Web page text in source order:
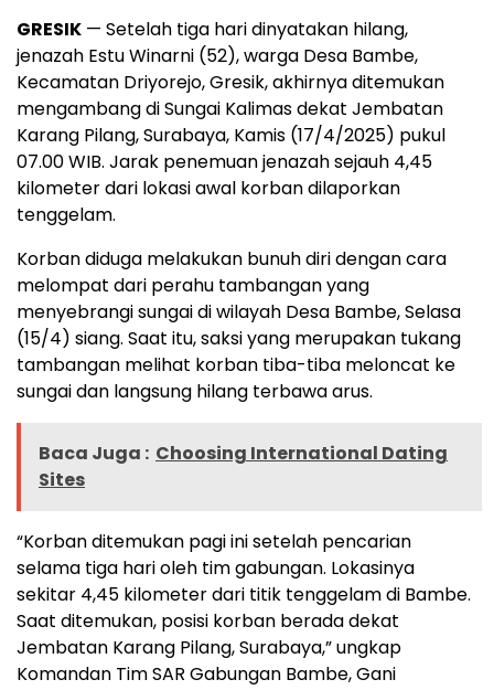
GRESIK — Setelah tiga hari dinyatakan hilang,
jenazah Estu Winarni (52), warga Desa Bambe,
Kecamatan Driyorejo, Gresik, akhirnya ditemukan
mengambang di Sungai Kalimas dekat Jembatan
Karang Pilang, Surabaya, Kamis (17/4/2025) pukul
07.00 WIB. Jarak penemuan jenazah sejauh 4,45
kilometer dari lokasi awal korban dilaporkan
tenggelam.
Korban diduga melakukan bunuh diri dengan cara
melompat dari perahu tambangan yang
menyebrangi sungai di wilayah Desa Bambe, Selasa
(15/4) siang. Saat itu, saksi yang merupakan tukang
tambangan melihat korban tiba-tiba meloncat ke
sungai dan langsung hilang terbawa arus.
Baca Juga : Choosing International Dating
Sites
“Korban ditemukan pagi ini setelah pencarian
selama tiga hari oleh tim gabungan. Lokasinya
sekitar 4,45 kilometer dari titik tenggelam di Bambe.
Saat ditemukan, posisi korban berada dekat
Jembatan Karang Pilang, Surabaya,” ungkap
Komandan Tim SAR Gabungan Bambe, Gani